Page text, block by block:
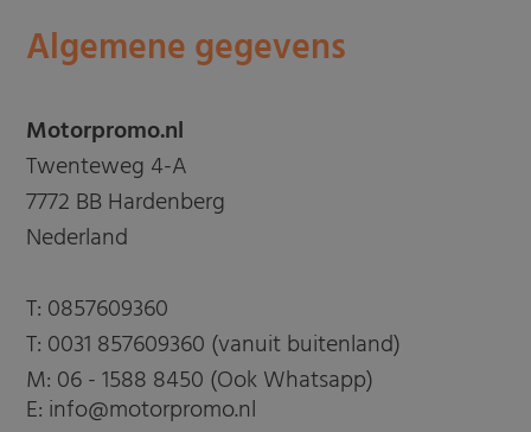
Algemene gegevens
Motorpromo.nl
Twenteweg 4-A
7772 BB Hardenberg
Nederland
T: 0857609360
T: 0031 857609360 (vanuit buitenland)
M: 06 - 1588 8450 (Ook Whatsapp)
E: info@motorpromo.nl